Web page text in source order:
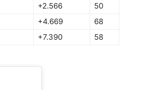
+2.566
50
+4.669
68
+7.390 58